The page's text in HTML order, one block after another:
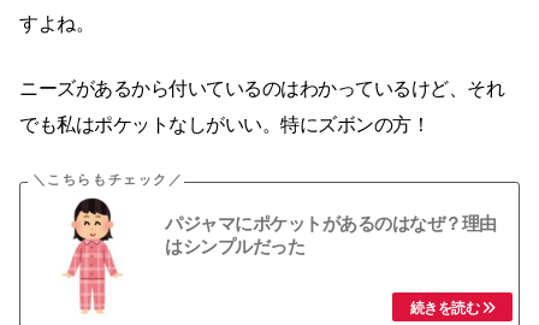
すよね。
ニーズがあるから付いているのはわかっているけど、それ
でも私はポケットなしがいい。特にズボンの方！
パジャマにポケットがあるのはなぜ？理由
はシンプルだった